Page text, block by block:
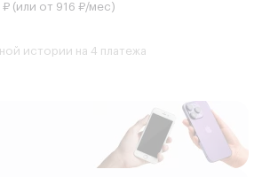
(или от 916 ₽/мес)
истории на 4 платежа